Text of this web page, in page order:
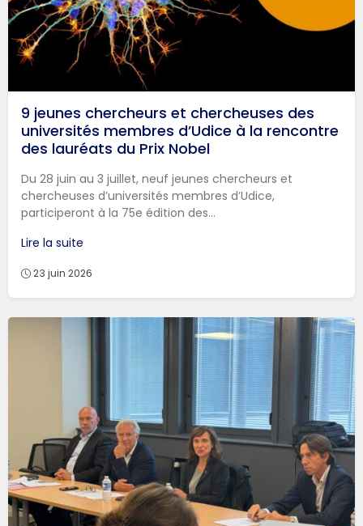
9 jeunes chercheurs et chercheuses des
universités membres d’Udice à la rencontre
des lauréats du Prix Nobel
Du 28 juin au 3 juillet, neuf jeunes chercheurs et
chercheuses d’universités membres d’Udice,
participeront à la 75e édition des...
Lire la suite
23 juin 2026